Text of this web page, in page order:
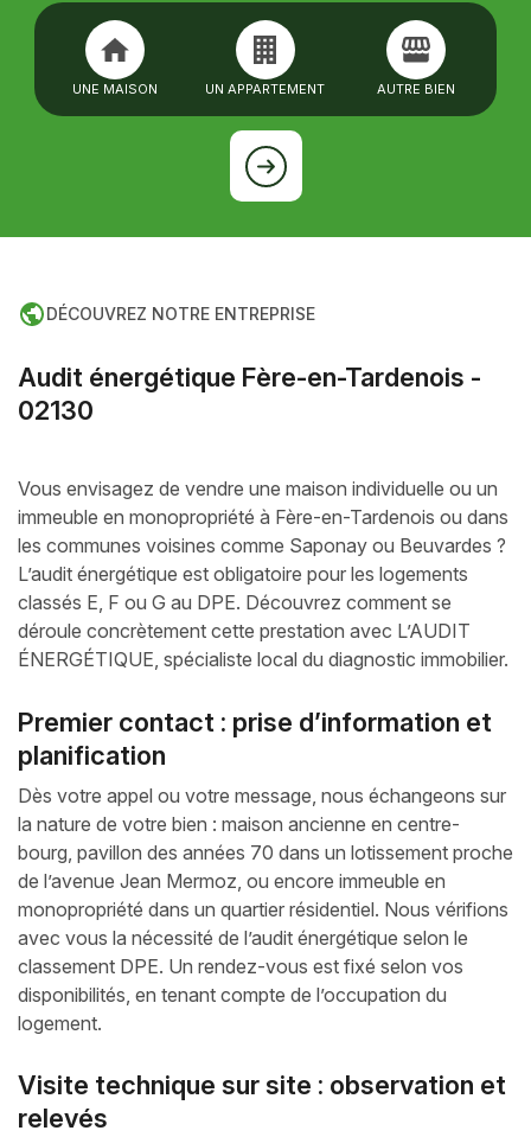
UNE MAISON UN APPARTEMENT AUTRE BIEN
DÉCOUVREZ NOTRE ENTREPRISE
Audit énergétique Fère-en-Tardenois -
02130
Vous envisagez de vendre une maison individuelle ou un
immeuble en monopropriété à Fère-en-Tardenois ou dans
les communes voisines comme Saponay ou Beuvardes ?
L’audit énergétique est obligatoire pour les logements
classés E, F ou G au DPE. Découvrez comment se
déroule concrètement cette prestation avec L’AUDIT
ÉNERGÉTIQUE, spécialiste local du diagnostic immobilier.
Premier contact : prise d’information et
planification
Dès votre appel ou votre message, nous échangeons sur
la nature de votre bien : maison ancienne en centre-
bourg, pavillon des années 70 dans un lotissement proche
de l’avenue Jean Mermoz, ou encore immeuble en
monopropriété dans un quartier résidentiel. Nous vérifions
avec vous la nécessité de l’audit énergétique selon le
classement DPE. Un rendez-vous est fixé selon vos
disponibilités, en tenant compte de l’occupation du
logement.
Visite technique sur site : observation et
relevés